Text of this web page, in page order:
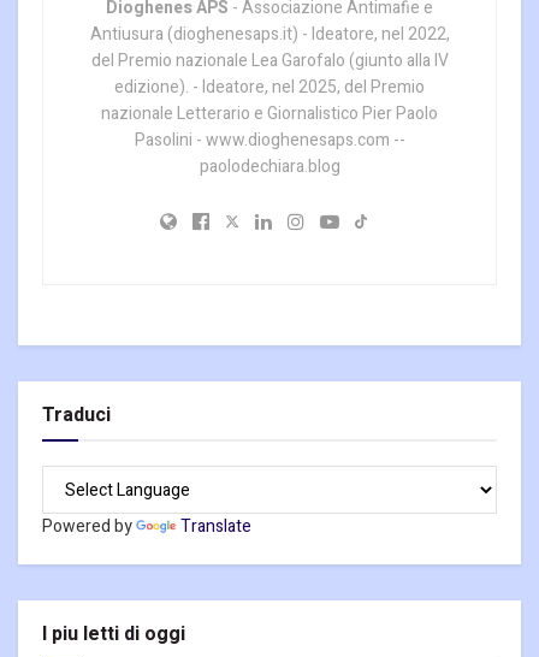
Dioghenes APS - Associazione Antimafie e
Antiusura (dioghenesaps.it) - Ideatore, nel 2022,
del Premio nazionale Lea Garofalo (giunto alla IV
edizione). - Ideatore, nel 2025, del Premio
nazionale Letterario e Giornalistico Pier Paolo
Pasolini - www.dioghenesaps.com --
paolodechiara.blog
Traduci
Powered by Translate
I piu letti di oggi